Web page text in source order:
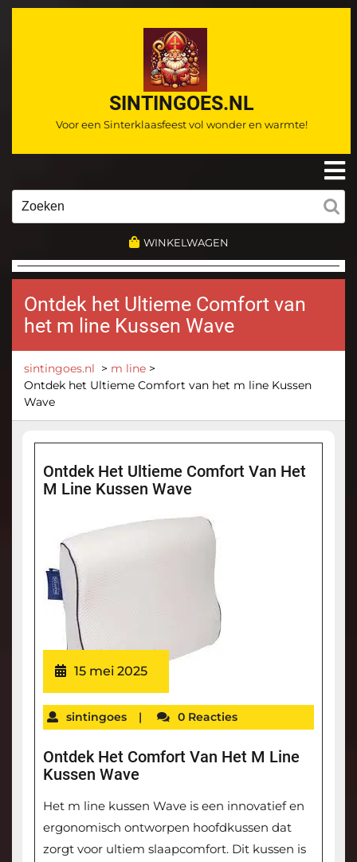
Ga
SINTINGOES.NL
Voor een Sinterklaasfeest vol wonder en warmte!
WINKELWAGEN
Ontdek het Ultieme Comfort van
het m line Kussen Wave
sintingoes.nl > m line >
Ontdek het Ultieme Comfort van het m line Kussen
Wave
Ontdek Het Ultieme Comfort Van Het
M Line Kussen Wave
15 mei 2025
sintingoes | 0 Reacties
Ontdek Het Comfort Van Het M Line
Kussen Wave
Het m line kussen Wave is een innovatief en
ergonomisch ontworpen hoofdkussen dat
zorgt voor ultiem slaapcomfort. Dit kussen is